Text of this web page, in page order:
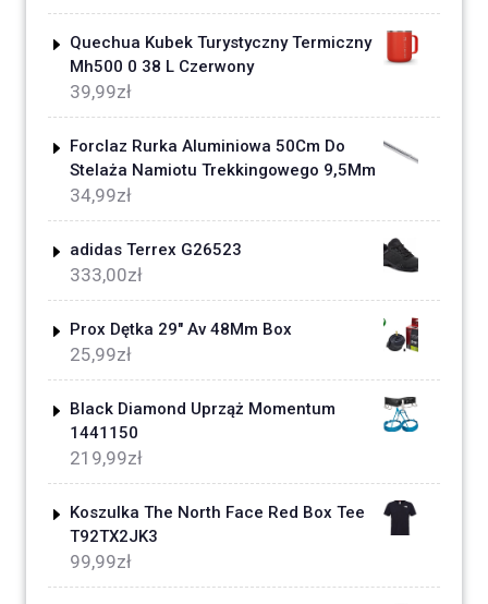
Quechua Kubek Turystyczny Termiczny
Mh500 0 38 L Czerwony
39,99zł
Forclaz Rurka Aluminiowa 50Cm Do
Stelaża Namiotu Trekkingowego 9,5Mm
34,99zł
adidas Terrex G26523
333,00zł
Prox Dętka 29" Av 48Mm Box
25,99zł
Black Diamond Uprząż Momentum
1441150
219,99zł
Koszulka The North Face Red Box Tee
T92TX2JK3
99,99zł